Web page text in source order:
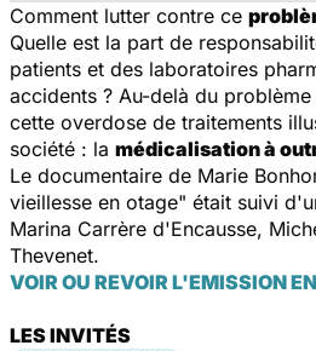
Comment lutter contre ce
Quelle est la part de
patients et des laboratoires
accidents ? Au-delà du
cette overdose de traitements
société : la médicalisation à
Le documentaire de Marie
vieillesse en otage" était suivi
Marina Carrère d'Encausse,
Thevenet.
VOIR OU REVOIR L'EMISSION
LES INVITÉS